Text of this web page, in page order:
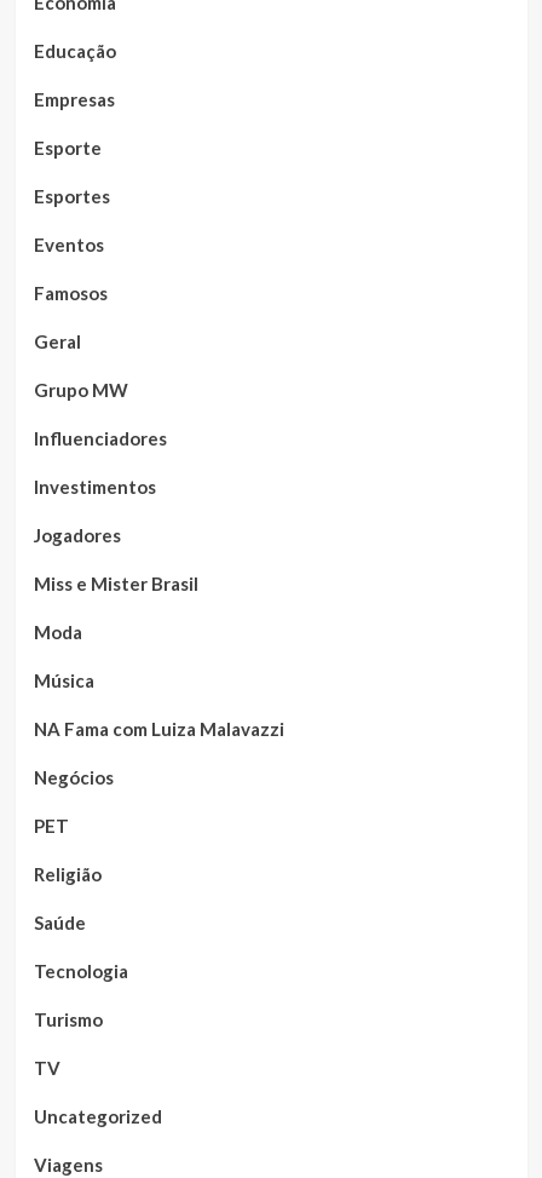
Educação
Empresas
Esporte
Esportes
Eventos
Famosos
Geral
Grupo MW
Influenciadores
Investimentos
Jogadores
Miss e Mister Brasil
Moda
Música
NA Fama com Luiza Malavazzi
Negócios
PET
Religião
Saúde
Tecnologia
Turismo
TV
Uncategorized
Viagens